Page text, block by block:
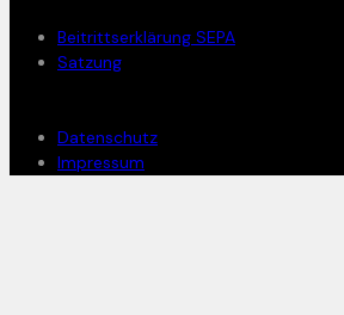
Beitrittserklärung SEPA
Satzung
Datenschutz
Impressum